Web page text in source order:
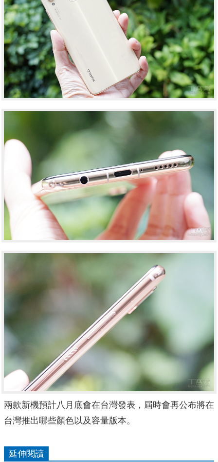
兩款新機預計八月底會在台灣發表，屆時會再公布將在
台灣推出哪些顏色以及容量版本。
延伸閱讀